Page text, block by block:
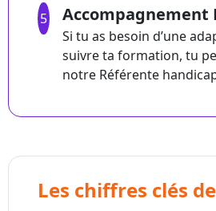
5 Accompagnement
Si tu as besoin d’une
suivre ta formation, tu
notre Référente
Les chiffres clés